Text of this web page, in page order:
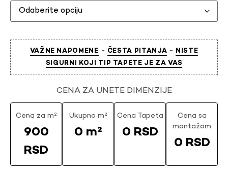
VAŽNE NAPOMENE - ČESTA PITANJA - NISTE
SIGURNI KOJI TIP TAPETE JE ZA VAS
CENA ZA UNETE DIMENZIJE
Cena za m²
900
RSD
Ukupno m²
0 m²
Cena Tapeta
0 RSD
Cena sa
montažom
0 RSD